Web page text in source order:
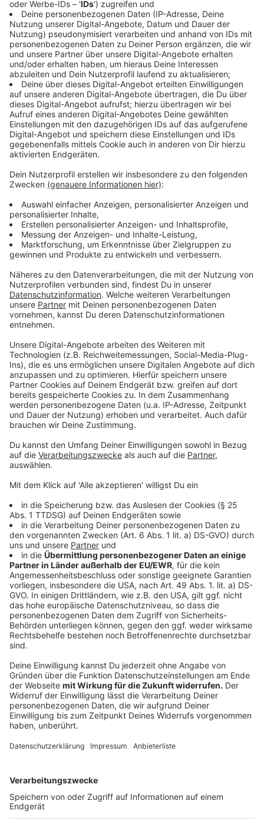
drumherum. Das Unkomplizierte, die Ecken und Kanten, die
ich so liebgewonnen habe, die Möglichkeit, immer wieder
Leute kennen zu lernen und so viel mehr!
Geburtsjahr:1981
Geburtsort:Clausthal-Zellerfeld
E-Mail: team@antenneduesseldorf.de
Und: Ja, ich heiße wirklich so! ;-)
Ich arbeite beim Radio, weil…:
… es bedeutet, jeden Tag etwas Neues zu erleben und es
definitiv kein 08/15-Job ist. Außerdem lernt man im Laufe
der Jahre so viele tolle, unterschiedlichste und spannende
oder auch unter den Kollegen in der Redaktion.
Nach der Sendung…:
... falle ich nochmal ins Bett und träume davon, wie es wäre
Diesen Promi würde ich gerne mal interviewen:
Helge Schneider – alleine um zu schauen und hören, ob er
überhaupt auf meine Fragen antworten würde oder ob er
stattdessen einfach etwas anderes macht, weil ihm
danach ist… ;-)
Das wollte ich als Kind immer werden:
Groß und stark? Reich und berühmt? Ich weiß es
lang war es „Ballett-Tänzerin“… allerdings hätte man dafür
ja zum Ballett gemusst…puh….
Darüber kann ich lachen:
über sich selber zu lachen.